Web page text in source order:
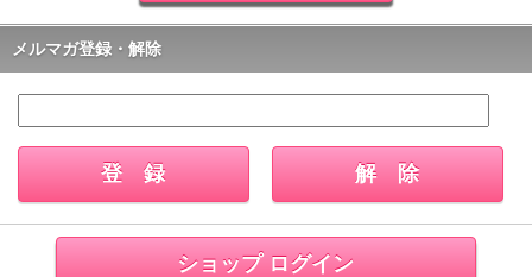
メルマガ登録・解除
ショップ ログイン